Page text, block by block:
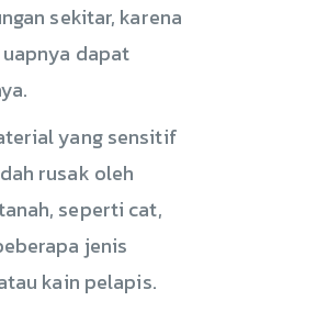
sekitar, karena
dapat
yang sensitif
rusak oleh
seperti cat,
jenis
kain pelapis.